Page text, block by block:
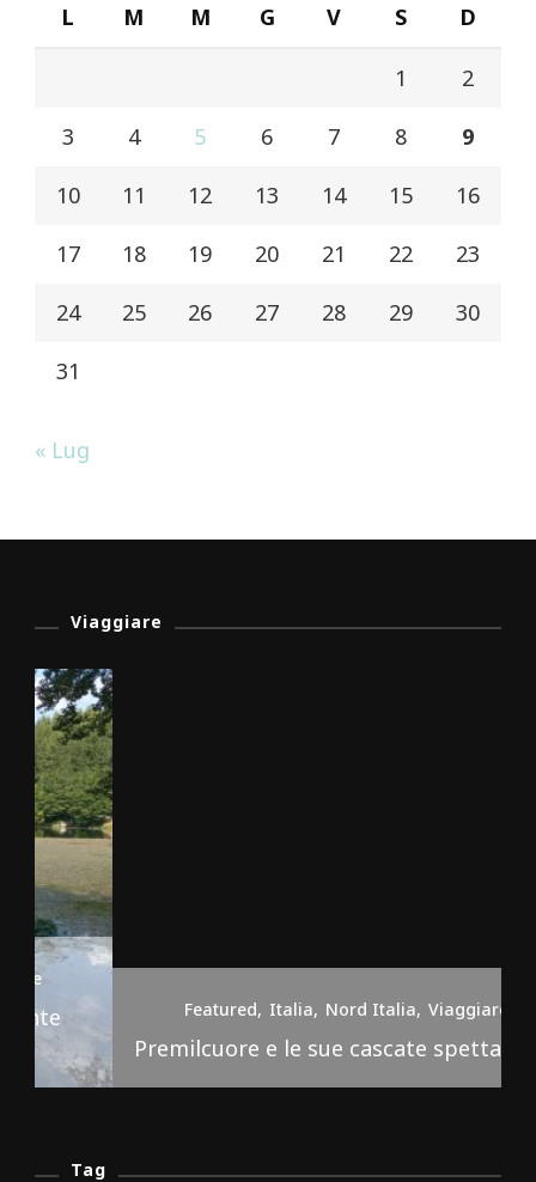
L M M G V S D
1 2
3 4 5 6 7 8 9
10 11 12 13 14 15 16
17 18 19 20 21 22 23
24 25 26 27 28 29 30
31
« Lug
Viaggiare
Italia Nord Italia Viaggiare
Premilcuore e le sue cascate spettacolari
Tag